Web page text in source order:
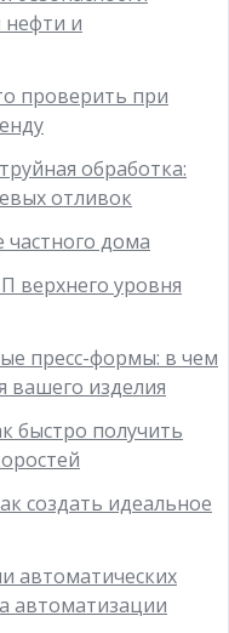
нефти и
проверить при
обработка:
отливок
частного дома
верхнего уровня
пресс-формы: в чем
вашего изделия
быстро получить
создать идеальное
автоматических
автоматизации